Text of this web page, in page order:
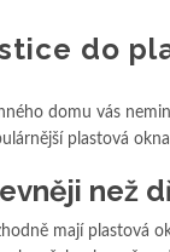
do
domu vás
plastová
než
mají plastová